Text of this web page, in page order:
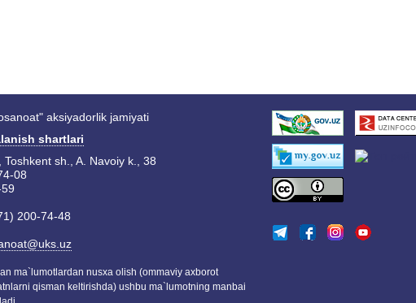
aksiyadorlik jamiyati
shartlari
sh., A. Navoiy k., 38
08
200-74-48
ma`lumotlardan nusxa olish (ommaviy axborot
qisman keltirishda) ushbu ma`lumotning manbai